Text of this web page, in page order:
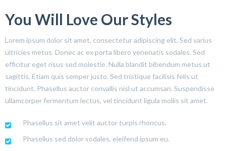
You Will Love Our Styles
Lorem ipsum dolor sit amet, consectetur adipiscing elit. Sed varius
ultricies metus. Donec ac ex porta libero venenatis sodales. Sed
efficitur eget risus sed molestie. Nulla blandit bibendum metus ut
sagittis. Etiam quis semper justo. Sed tristique facilisis felis ut
tincidunt. Phasellus auctor convallis nisl ut accumsan. Suspendisse
ullamcorper fermentum lectus, vel tincidunt ligula mollis sit amet.
Phasellus sit amet velit auctor turpis rhoncus.
Phasellus sed dolor sodales, eleifend ipsum eu.